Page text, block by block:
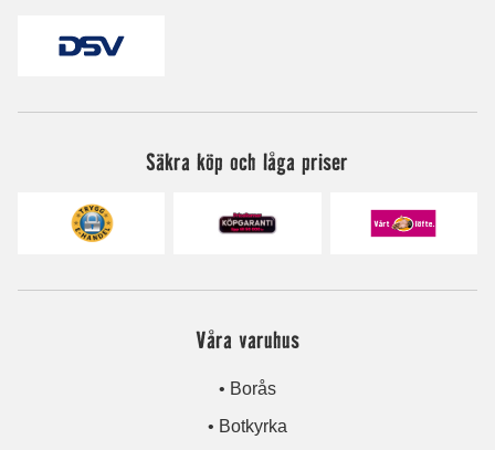
Säkra köp och låga priser
Våra varuhus
• Borås
• Botkyrka